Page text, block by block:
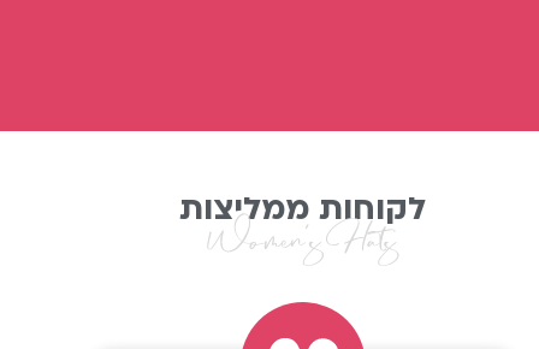
לקוחות ממליצות